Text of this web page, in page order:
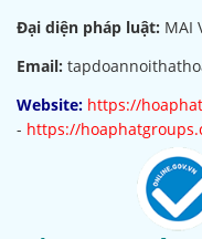
Đại diện pháp luật: MAI
Email:
Website: https://
- https://